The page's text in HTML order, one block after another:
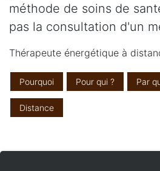
méthode de soins de
pas la consultation d'un
Thérapeute énergétique à
Pourquoi Pour qui ? Par
Distance